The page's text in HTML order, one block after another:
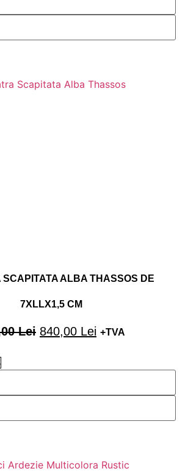
SCAPITATA ALBA THASSOS DE
7XLLX1,5 CM
Lei 840,00 Lei +TVA